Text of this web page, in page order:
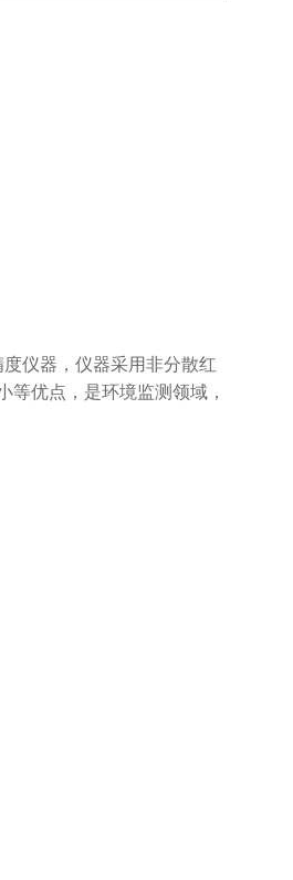
仪器，仪器采用非分散红
优点，是环境监测领域，